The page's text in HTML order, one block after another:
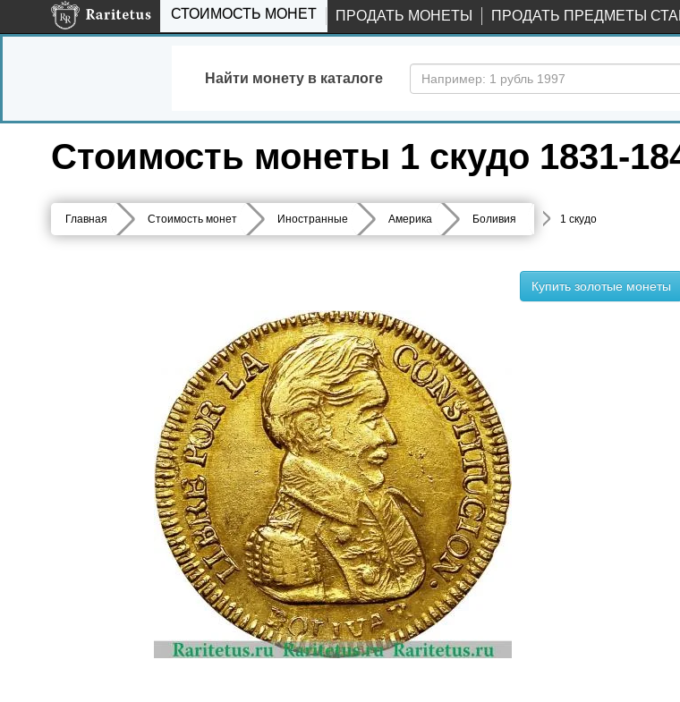
СТОИМОСТЬ МОНЕТ ПРОДАТЬ МОНЕТЫ ПРОДАТЬ ПРЕДМЕТЫ
Найти монету в каталоге
Стоимость монеты 1 скудо 1831-
Главная Стоимость монет Иностранные Америка Боливия 1 скудо
Купить золотые монеты